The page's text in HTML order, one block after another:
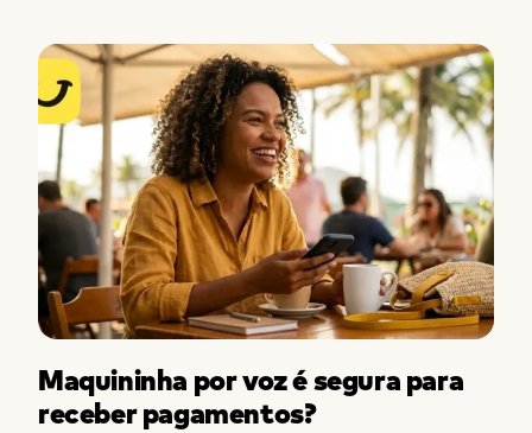
Maquininha por voz é segura para
receber pagamentos?